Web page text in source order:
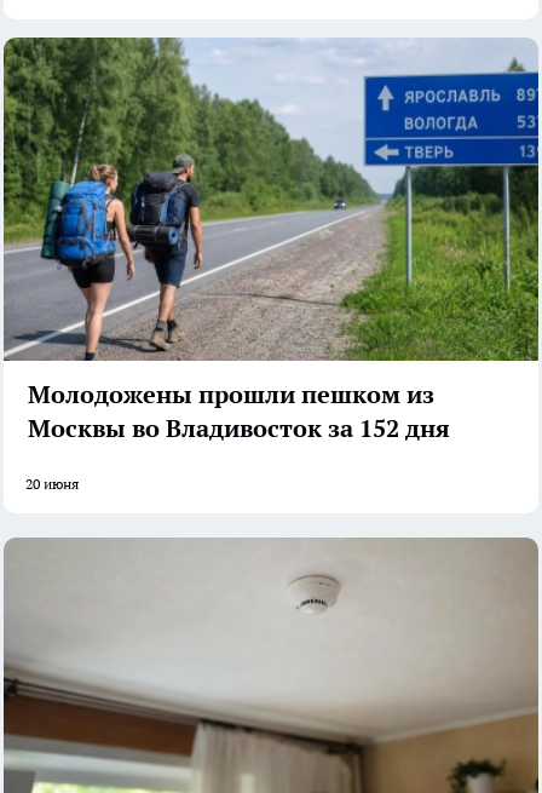
Молодожены прошли пешком из
Москвы во Владивосток за 152 дня
20 июня